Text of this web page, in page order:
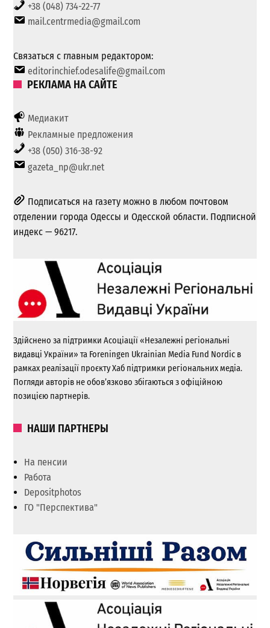
+38 (048) 734-22-77
mail.centrmedia@gmail.com
Связаться с главным редактором:
editorinchief.odesalife@gmail.com
РЕКЛАМА НА САЙТЕ
Медиакит
Рекламные предложения
+38 (050) 316-38-92
gazeta_np@ukr.net
Подписаться на газету можно в любом почтовом
отделении города Одессы и Одесской области. Подписной
индекс — 96217.
Здійснено за підтримки Асоціації «Незалежні регіональні
видавці України» та Foreningen Ukrainian Media Fund Nordic в
рамках реалізації проєкту Хаб підтримки регіональних медіа.
Погляди авторів не обов’язково збігаються з офіційною
позицією партнерів.
НАШИ ПАРТНЕРЫ
На пенсии
Работа
Depositphotos
ГО "Перспектива"